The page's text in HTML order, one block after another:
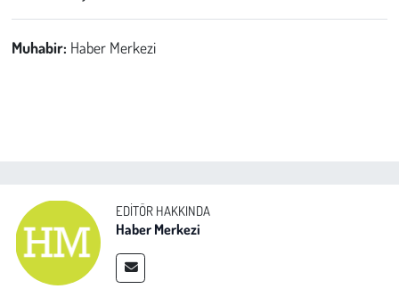
Muhabir: Haber Merkezi
EDITÖR HAKKINDA
Haber Merkezi